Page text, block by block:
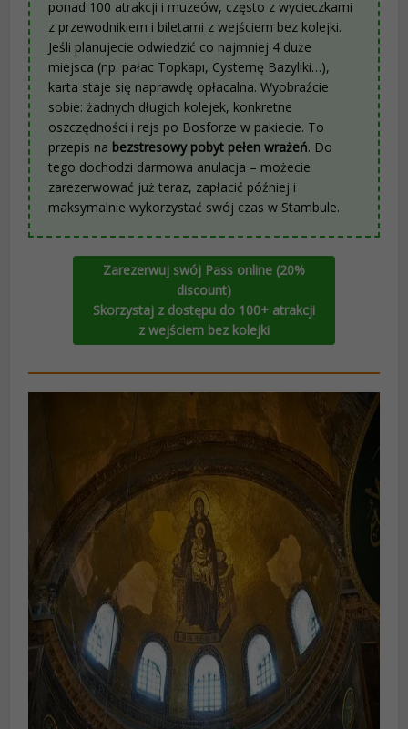
ponad 100 atrakcji i muzeów, często z wycieczkami
z przewodnikiem i biletami z wejściem bez kolejki.
Jeśli planujecie odwiedzić co najmniej 4 duże
miejsca (np. pałac Topkapı, Cysternę Bazyliki…),
karta staje się naprawdę opłacalna. Wyobraźcie
sobie: żadnych długich kolejek, konkretne
oszczędności i rejs po Bosforze w pakiecie. To
przepis na bezstresowy pobyt pełen wrażeń. Do
tego dochodzi darmowa anulacja – możecie
zarezerwować już teraz, zapłacić później i
maksymalnie wykorzystać swój czas w Stambule.
Zarezerwuj swój Pass online (20%
discount)
Skorzystaj z dostępu do 100+ atrakcji
z wejściem bez kolejki